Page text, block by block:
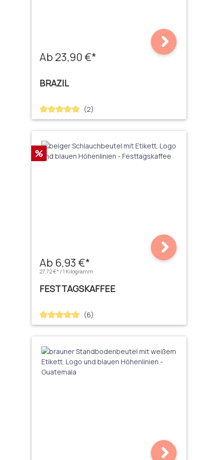
Ab 23,90 €*
BRAZIL
Durchschnittliche Bewertung von 5 von 5 Sternen
(2)
Rabatt
%
Ab 6,93 €*
27,72 €* / 1 Kilogramm
FESTTAGSKAFFEE
Durchschnittliche Bewertung von 5 von 5 Sternen
(6)